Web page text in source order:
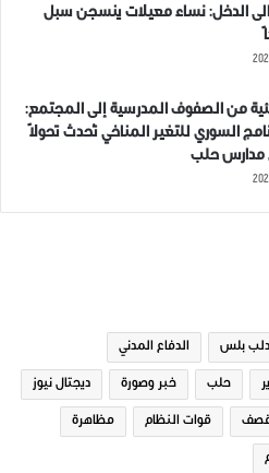
الدخل: نساء معيلات ينسجن سبل
من الصفوف المدرسية إلى المجتمع:
السوري للتغير المناخي تُحدث تحولاً
مدارس حلب
بلس الدفاع المدني
حلب خبر وصورة ديجتال نيوز
قوات النظام مظاهرة